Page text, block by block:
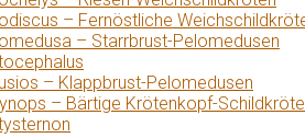
– Fernöstliche
– Starrbrust-Pelomedusen
– Klappbrust-Pelomedusen
– Bärtige Krötenkopf-